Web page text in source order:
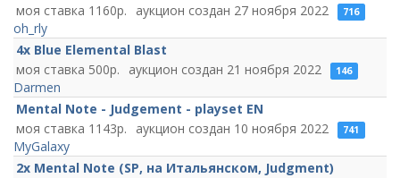
1160
27 ноября 2022 716
oh_rly
4х Blue Elemental Blast
500
21 ноября 2022 146
Darmen
Mental Note - Judgement - playset EN
1143
10 ноября 2022 741
MyGalaxy
2x Mental Note (SP, на Итальянском, Judgment)